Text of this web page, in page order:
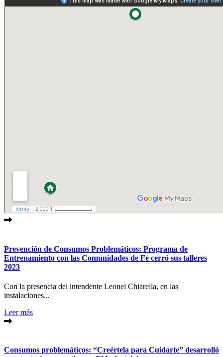
Prevención de Consumos Problemáticos: Programa de
Entrenamiento con las Comunidades de Fe cerró sus talleres
2023
Con la presencia del intendente Leonel Chiarella, en las
instalaciones...
Leer más
Consumos problemáticos: “Creértela para Cuidarte” desarrolló